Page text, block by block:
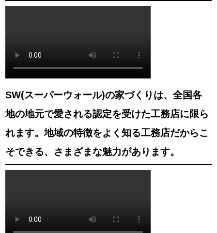
SW(スーパーウォール)の家づくりは、全国各
地の地元で愛される認定を受けた工務店に限ら
れます。地域の特徴をよく知る工務店だからこ
そできる、さまざまな魅力があります。